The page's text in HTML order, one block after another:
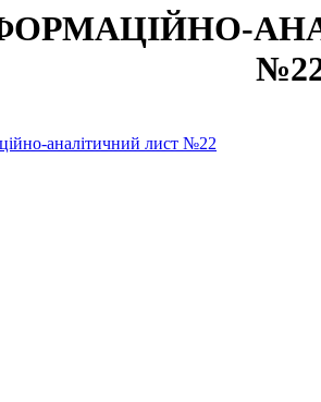
аналітичний лист №22